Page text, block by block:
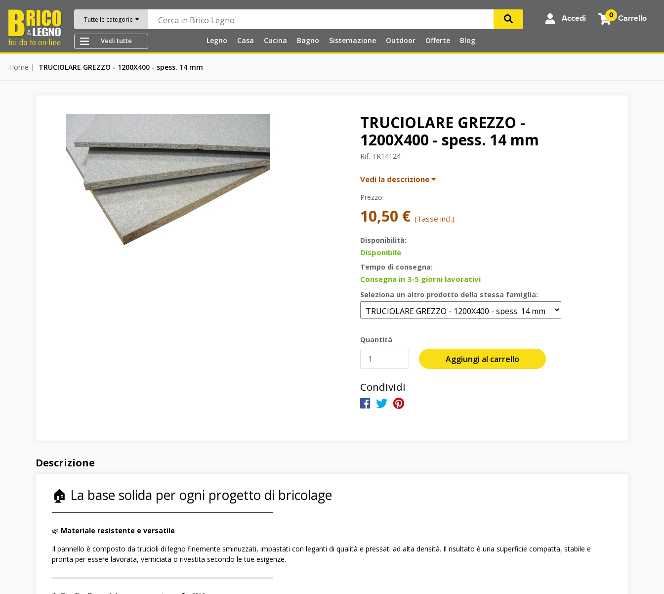
Tutte le categorie
Vedi tutte Legno Casa Cucina Bagno Sistemazione Outdoor Offerte Blog
Carrello
0
Accedi
Home TRUCIOLARE GREZZO - 1200X400 - spess. 14 mm
TRUCIOLARE GREZZO -
1200X400 - spess. 14 mm
Rif. TR14124
Vedi la descrizione
Prezzo:
10,50 € (Tasse incl.)
Disponibilità:
Disponibile
Tempo di consegna:
Consegna in 3-5 giorni lavorativi
Seleziona un altro prodotto della stessa famiglia:
Quantità
Aggiungi al carrello
Condividi
Descrizione
🏠 La base solida per ogni progetto di bricolage
――――――――――――――――――――――――――――――――
🌿 Materiale resistente e versatile
Il pannello è composto da trucioli di legno finemente sminuzzati, impastati con leganti di qualità e pressati ad alta densità. Il risultato è una superficie compatta, stabile e
pronta per essere lavorata, verniciata o rivestita secondo le tue esigenze.
――――――――――――――――――――――――――――――――